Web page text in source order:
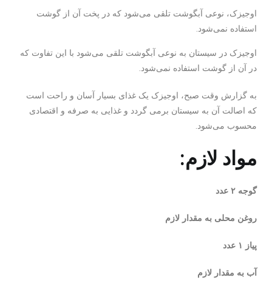
اوجیزک، نوعی آبگوشت تلقی می‌شود که در پخت آن از گوشت
استفاده نمی‌شود.
اوجیزک در سیستان به نوعی آبگوشت تلقی می‌شود با این تفاوت که
در آن از گوشت استفاده نمی‌شود.
به گزارش وقت صبح، اوجیزک یک غذای بسیار‌ آسان و راحت است
که اصالت آن به سیستان برمی گردد و غذایی به صرفه و اقتصادی
محسوب می‌شود.
مواد لازم:
گوجه ۲ عدد
روغن محلی به مقدار لازم
پیاز ۱ عدد
آب به مقدار لازم